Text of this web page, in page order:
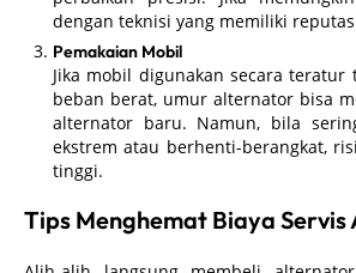
dengan teknisi yang memiliki
Pemakaian Mobil
Jika mobil digunakan secara teratur
beban berat, umur alternator bisa
alternator baru. Namun, bila
ekstrem atau berhenti-berangkat,
tinggi.
Tips Menghemat Biaya